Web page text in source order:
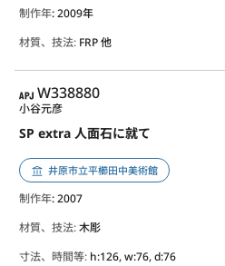
制作年: 2009年
材質、技法: FRP 他
APJ
W338880
SP extra 人面石に就て
小谷元彦
井原市立平櫛田中美術館
制作年: 2007
材質、技法:木彫
寸法、時間等: h:126, w:76, d:76